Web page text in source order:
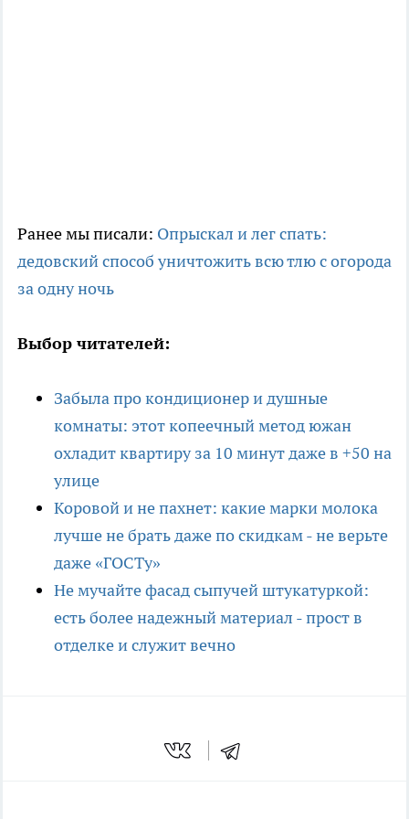
Ранее мы писали: Опрыскал и лег спать:
дедовский способ уничтожить всю тлю с огорода
за одну ночь
Выбор читателей:
Забыла про кондиционер и душные
комнаты: этот копеечный метод южан
охладит квартиру за 10 минут даже в +50 на
улице
Коровой и не пахнет: какие марки молока
лучше не брать даже по скидкам - не верьте
даже «ГОСТу»
Не мучайте фасад сыпучей штукатуркой:
есть более надежный материал - прост в
отделке и служит вечно